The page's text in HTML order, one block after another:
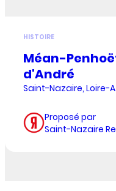
HISTOIRE
Méan-
d'André
Saint-Nazaire, Loire-
Proposé par
Saint-Nazaire